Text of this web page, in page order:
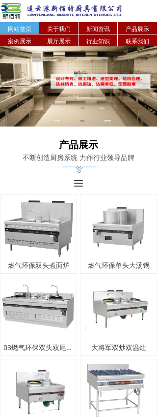
网站首页 关于我们 新闻资讯
产品展示
案例展示
展厅展示 行业知识 联系我们
끀
产品展示
不断创造厨房系统 力作行业领导品牌
燃气环保双头煮面炉 燃气环保单头大汤锅
03燃气环保双头双尾炒炉 大将军双炒双温灶